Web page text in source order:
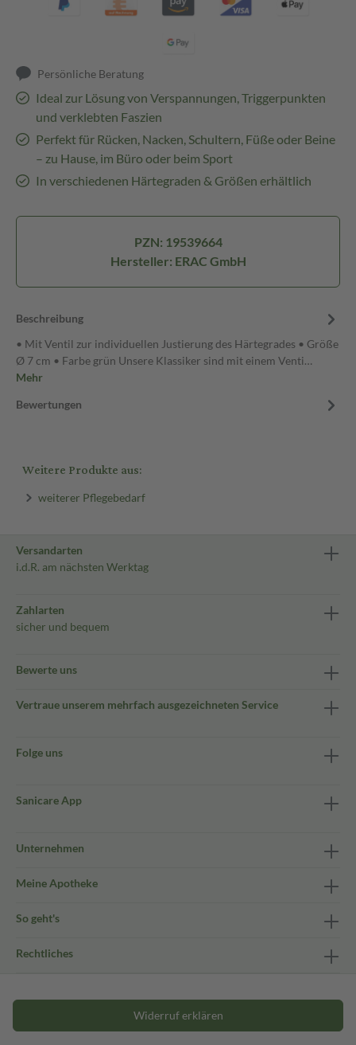
Persönliche Beratung
Ideal zur Lösung von Verspannungen, Triggerpunkten
und verklebten Faszien
Perfekt für Rücken, Nacken, Schultern, Füße oder Beine
– zu Hause, im Büro oder beim Sport
In verschiedenen Härtegraden & Größen erhältlich
PZN: 19539664
Hersteller: ERAC GmbH
Beschreibung
• Mit Ventil zur individuellen Justierung des Härtegrades • Größe
Ø 7 cm • Farbe grün Unsere Klassiker sind mit einem Venti…
Mehr
Bewertungen
Weitere Produkte aus:
weiterer Pflegebedarf
Versandarten
i.d.R. am nächsten Werktag
Zahlarten
sicher und bequem
Bewerte uns
Vertraue unserem mehrfach ausgezeichneten Service
Folge uns
Sanicare App
Unternehmen
Meine Apotheke
So geht's
Rechtliches
Widerruf erklären